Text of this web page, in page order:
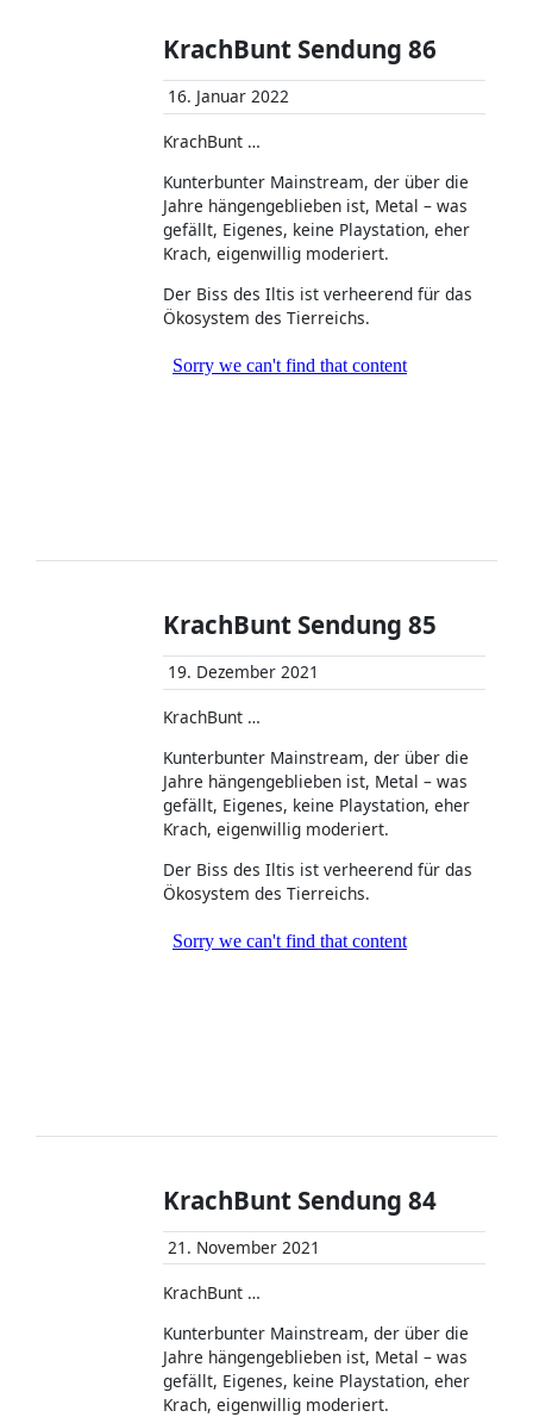
KrachBunt Sendung 86
16. Januar 2022
KrachBunt …
Kunterbunter Mainstream, der über die
Jahre hängengeblieben ist, Metal – was
gefällt, Eigenes, keine Playstation, eher
Krach, eigenwillig moderiert.
Der Biss des Iltis ist verheerend für das
Ökosystem des Tierreichs.
KrachBunt Sendung 85
19. Dezember 2021
KrachBunt …
Kunterbunter Mainstream, der über die
Jahre hängengeblieben ist, Metal – was
gefällt, Eigenes, keine Playstation, eher
Krach, eigenwillig moderiert.
Der Biss des Iltis ist verheerend für das
Ökosystem des Tierreichs.
KrachBunt Sendung 84
21. November 2021
KrachBunt …
Kunterbunter Mainstream, der über die
Jahre hängengeblieben ist, Metal – was
gefällt, Eigenes, keine Playstation, eher
Krach, eigenwillig moderiert.